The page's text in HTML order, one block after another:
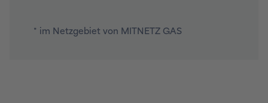
* im Netzgebiet von MITNETZ GAS